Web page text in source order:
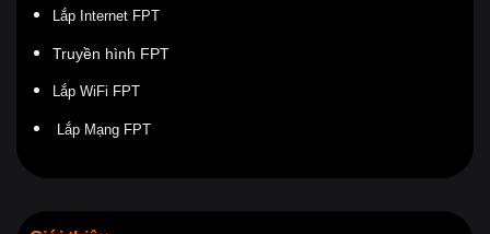
Lắp Internet FPT
Truyền hình FPT
Lắp WiFi FPT
Lắp Mạng FPT